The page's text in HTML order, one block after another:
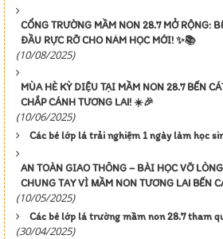
CỔNG TRƯỜNG MẦM NON 28.7 MỞ RỘNG:
ĐẦU RỰC RỠ CHO NĂM HỌC MỚI! ✨📚
(10/08/2025)
MÙA HÈ KỲ DIỆU TẠI MẦM NON 28.7 BẾN
CHẮP CÁNH TƯƠNG LAI! ☀️🎉
(10/06/2025)
Các bé lớp lá trải nghiệm 1 ngày làm học
AN TOÀN GIAO THÔNG – BÀI HỌC VỠ
CHUNG TAY VÌ MẦM NON TƯƠNG LAI BẾN
(10/05/2025)
Các bé lớp lá trường mầm non 28.7 tham
(30/04/2025)